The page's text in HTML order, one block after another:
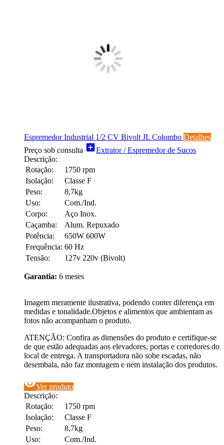
Espremedor Industrial 1/2 CV Bivolt JL Colombo Detalhes
Preço sob consulta add_boxExtrator / Espremedor de Sucos
Descrição:
Rotação:
1750 rpm
Isolação:
Classe F
Peso:
8,7kg
Uso:
Com./Ind.
Corpo:
Aço Inox.
Caçamba:
Alum. Repuxado
Potência:
650W 600W
Frequência: 60 Hz
Tensão:
127v 220v (Bivolt)
Garantia: 6 meses
Imagem meramente ilustrativa, podendo conter diferença em
medidas e tonalidade.Objetos e alimentos que ambientam as
fotos não acompanham o produto.
ATENÇÃO: Confira as dimensões do produto e certifique-se
de que estão adequadas aos elevadores, portas e corredores do
local de entrega. A transportadora não sobe escadas, não
desembala, não faz montagem e nem instalação dos produtos.
visibilityVer produto
Descrição:
Rotação:
1750 rpm
Isolação:
Classe F
Peso:
8,7kg
Uso:
Com./Ind.